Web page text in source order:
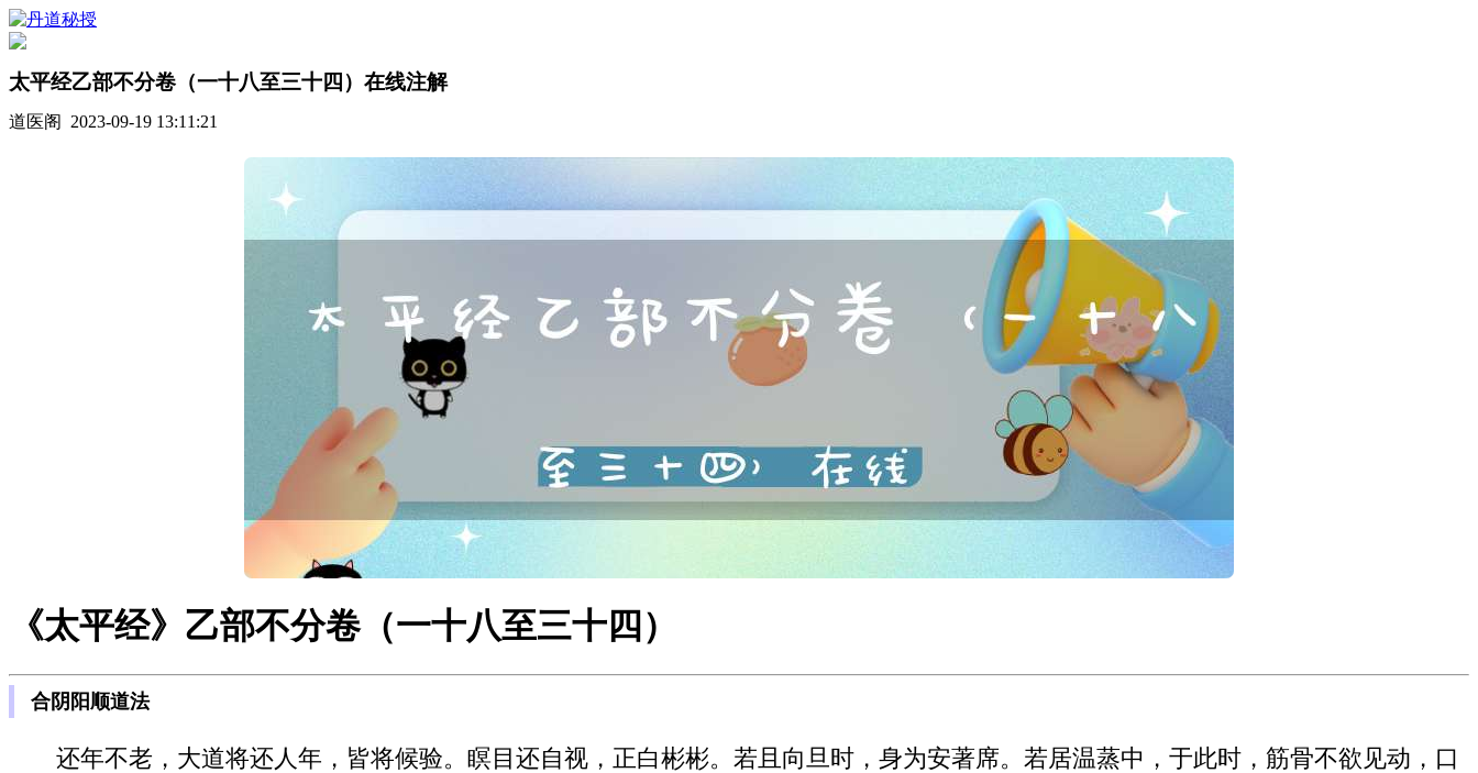
太平经乙部不分卷（一十八至三十四）在线注解
道医阁 2023-09-19 13:11:21
《太平经》乙部不分卷（一十八至三十四）
合阴阳顺道法
还年不老，大道将还人年，皆将候验。瞑目还自视，正白彬彬。若且向旦时，身为安著席。若居温蒸中，于此时，筋骨不欲见动，口